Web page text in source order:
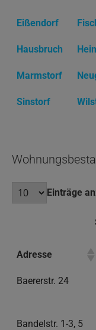
Eißendorf
Hausbruch
Marmstorf
Sinstorf
Einträge
Adresse
Baererstr. 24
Bandelstr. 1-3, 5